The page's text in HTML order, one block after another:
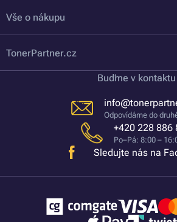
Vše o nákupu
TonerPartner.cz
Buďme v kontaktu
Odpovídáme do
+420 228 886
Po–Pá: 8:00 –
Sledujte nás na